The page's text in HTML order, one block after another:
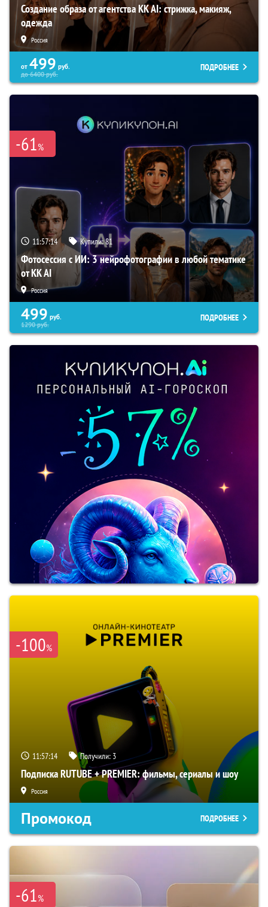
Создание образа от агентства KK AI: стрижка, макияж,
одежда
Россия
от 499 руб.
до6400руб.
ПОДРОБНЕЕ
-61%
11:57:13 Купили:81
Фотосессия с ИИ: 3 нейрофотографии в любой тематике
от KK AI
Россия
499 руб.
1290руб.
ПОДРОБНЕЕ
-100%
11:57:13 Получили: 3
Подписка RUTUBE + PREMIER: фильмы, сериалы и шоу
Россия
Промокод ПОДРОБНЕЕ
-61%